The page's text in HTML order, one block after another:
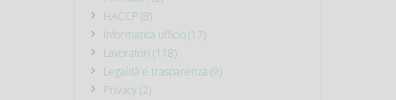
HACCP (8)
Informatica ufficio (17)
Lavoratori (118)
Legalità e trasparenza (9)
Privacy (2)